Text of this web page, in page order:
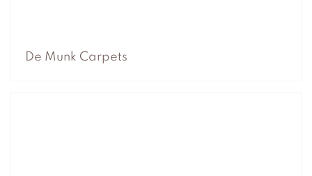
De Munk Carpets